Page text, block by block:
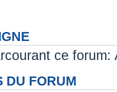
ce
DU FORUM